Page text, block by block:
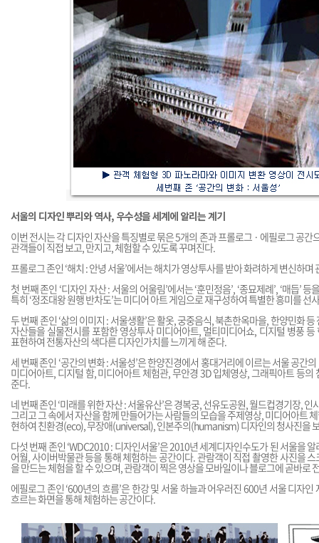
서울의 디자인 뿌리와 역사, 우수성을 세계에 알리는 계기
이번 전시는 각 디자인 자산을 특징별로 묶은 5개의 존과 프롤로그 · 에필로그 공간
관객들이 직접 보고, 만지고, 체험할 수 있도록 꾸며진다.
프롤로그 존인 ‘해치 : 안녕 서울’에서는 해치가 영상투사를 받아 화려하게 변신하
첫 번째 존인 ‘디자인 자산 : 서울의 어울림’에서는 ‘훈민정음’, ‘종묘제례’, ‘매듭’
특히 ‘정조대왕 원행 반차도’는 미디어 아트 게임으로 재구성하여 특별한 흥미를 선
두 번째 존인 ‘삶의 이미지 : 서울생활’은 활옷, 궁중음식, 북촌한옥마을, 한양민화
자산들을 실물전시를 포함한 영상투사 미디어아트, 멀티미디어쇼, 디지털 병풍
표현하여 전통자산의 색다른 디자인가치를 느끼게 해 준다.
세 번째 존인 ‘공간의 변화 : 서울성’은 한양진경에서 홍대거리에 이르는 서울 공간
미디어아트, 디지털 함, 미디어아트 체험관, 무안경 3D 입체영상, 그래픽아트 등의
준다.
네 번째 존인 ‘미래를 위한 자산 : 서울유산’은 경복궁, 선유도공원, 월드컵경기장,
그리고 그 속에서 자산을 함께 만들어가는 사람들의 모습을 주제영상, 미디어아트
현하여 친환경(eco), 무장애(universal), 인본주의(humanism) 디자인의 청사진을
다섯 번째 존인 ‘WDC2010 : 디자인서울’은 2010년 세계디자인수도가 된 서울을
어월, 사이버박물관 등을 통해 체험하는 공간이다. 관람객이 직접 촬영한 사진을
을 만드는 체험을 할 수 있으며, 관람객이 찍은 영상을 모바일이나 블로그에 곧바로
에필로그 존인 ‘600년의 흐름’은 한강 및 서울 하늘과 어우러진 600년 서울 디자
흐르는 화면을 통해 체험하는 공간이다.